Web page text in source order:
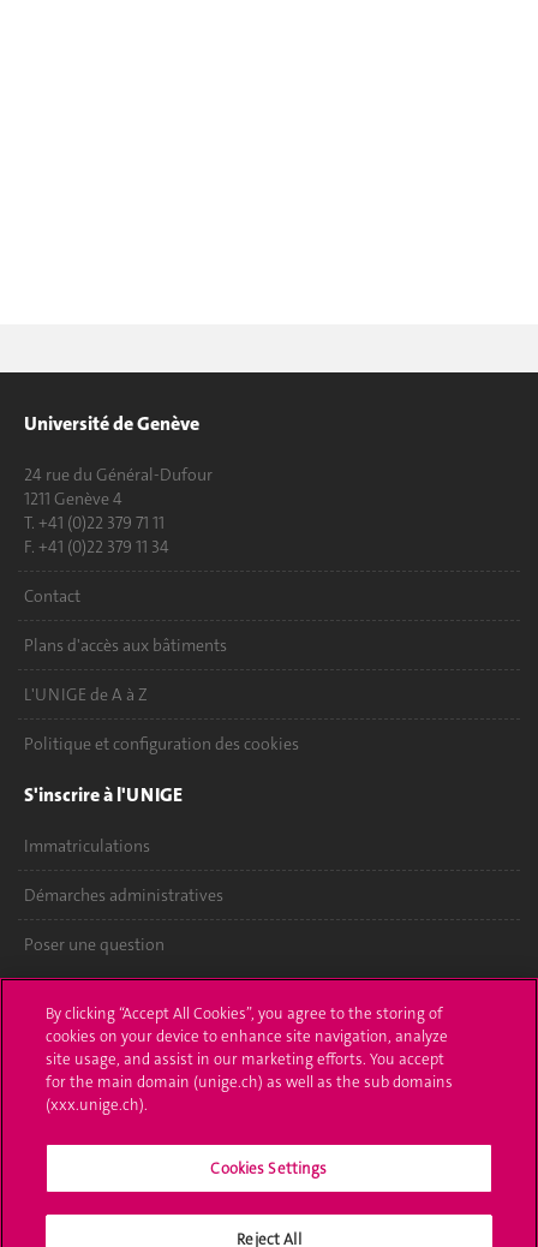
Université de Genève
24 rue du Général-Dufour
1211 Genève 4
T. +41 (0)22 379 71 11
F. +41 (0)22 379 11 34
Contact
Plans d'accès aux bâtiments
L'UNIGE de A à Z
Politique et configuration des cookies
S'inscrire à l'UNIGE
Immatriculations
Démarches administratives
Poser une question
UNIGE Mobile
Médias
Offres d'emploi
Bibliothèque
By clicking “Accept All Cookies”, you agree to the storing of
cookies on your device to enhance site navigation, analyze
site usage, and assist in our marketing efforts. You accept
for the main domain (unige.ch) as well as the sub domains
(xxx.unige.ch).
Cookies Settings
Reject All